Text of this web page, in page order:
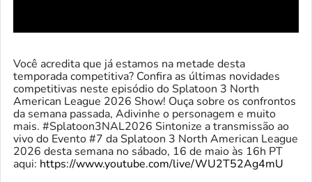
Você acredita que já estamos na metade desta
temporada competitiva? Confira as últimas novidades
competitivas neste episódio do Splatoon 3 North
American League 2026 Show! Ouça sobre os confrontos
da semana passada, Adivinhe o personagem e muito
mais. #Splatoon3NAL2026 Sintonize a transmissão ao
vivo do Evento #7 da Splatoon 3 North American League
2026 desta semana no sábado, 16 de maio às 16h PT
aqui: https://www.youtube.com/live/WU2T52Ag4mU